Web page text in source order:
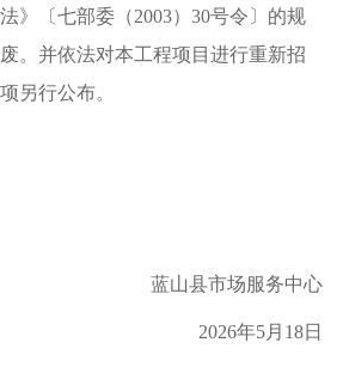
》〔七部委（2003）30号令〕的规
。并依法对本工程项目进行重新招
另行公布。
蓝山县市场服务中心
2026年5月18日